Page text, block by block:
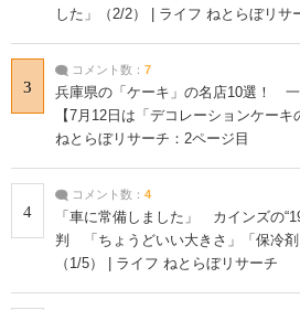
した」（2/2） | ライフ ねとらぼリサ
3
コメント数： 7
兵庫県の「ケーキ」の名店10選！
【7月12日は「デコレーションケー
ねとらぼリサーチ：2ページ目
4
コメント数： 4
「車に常備しました」 カインズの
判 「ちょうどいい大きさ」「保冷剤
（1/5） | ライフ ねとらぼリサーチ